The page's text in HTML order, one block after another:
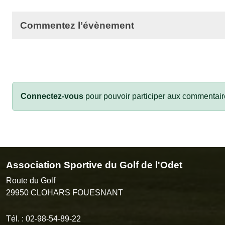
Commentez l’évènement
Connectez-vous pour pouvoir participer aux
Association Sportive du Golf de l'Odet
Route du Golf
29950 CLOHARS FOUESNANT
Tél. : 02-98-54-89-22